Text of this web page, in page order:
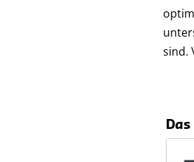
sind.